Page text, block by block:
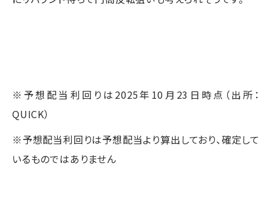
※予想配当利回りは2025年10月23日時点（出所：
QUICK）
※予想配当利回りは予想配当より算出しており、確定して
いるものではありません